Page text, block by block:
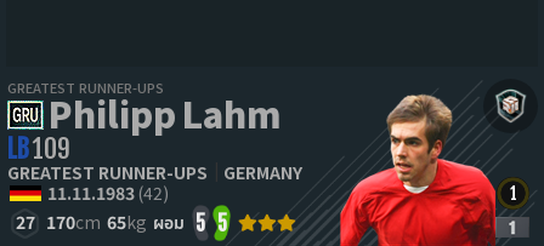
GREATEST RUNNER-UPS
Philipp Lahm
LB109
GREATEST RUNNER-UPS
GERMANY
11.11.1983(42)
27 170cm 65kg ผอม 5 5